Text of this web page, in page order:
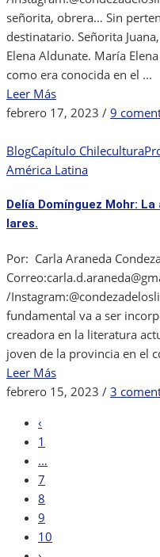
señorita, obrera… Sin
destinatario. Señorita
Elena Aldunate. María
como era conocida en el ...
Leer Más
febrero 17, 2023 / 9
BlogCapítulo Chilecultura
América Latina
Delía Domínguez Mohr:
lares.
Por: Carla Araneda
/
fundamental va a ser
creadora en la literatura
joven de la provincia en el
Leer Más
febrero 15, 2023 / 3
‹
1
…
7
8
9
10